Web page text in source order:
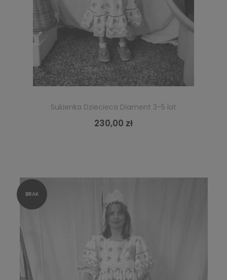
Sukienka Dziecieca Diament 3-5 lat
230,00 zł